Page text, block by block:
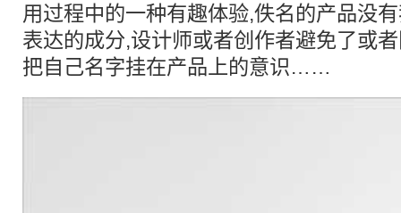
用过程中的一种有趣体验,佚名的产品没
表达的成分,设计师或者创作者避免了或
把自己名字挂在产品上的意识……